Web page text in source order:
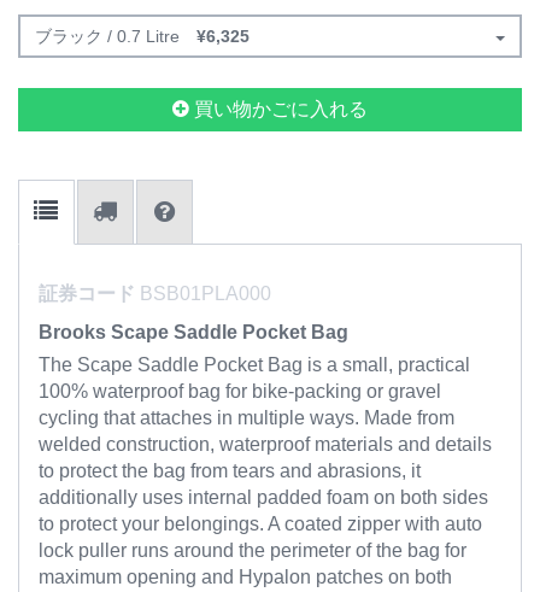
ブラック / 0.7 Litre ¥6,325
買い物かごに入れる
証券コード BSB01PLA000
Brooks Scape Saddle Pocket Bag
The Scape Saddle Pocket Bag is a small, practical
100% waterproof bag for bike-packing or gravel
cycling that attaches in multiple ways. Made from
welded construction, waterproof materials and details
to protect the bag from tears and abrasions, it
additionally uses internal padded foam on both sides
to protect your belongings. A coated zipper with auto
lock puller runs around the perimeter of the bag for
maximum opening and Hypalon patches on both